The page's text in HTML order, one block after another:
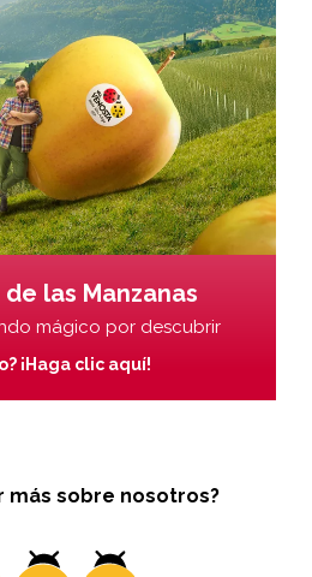
de las Manzanas
mágico por descubrir
¡Haga clic aquí!
más sobre nosotros?